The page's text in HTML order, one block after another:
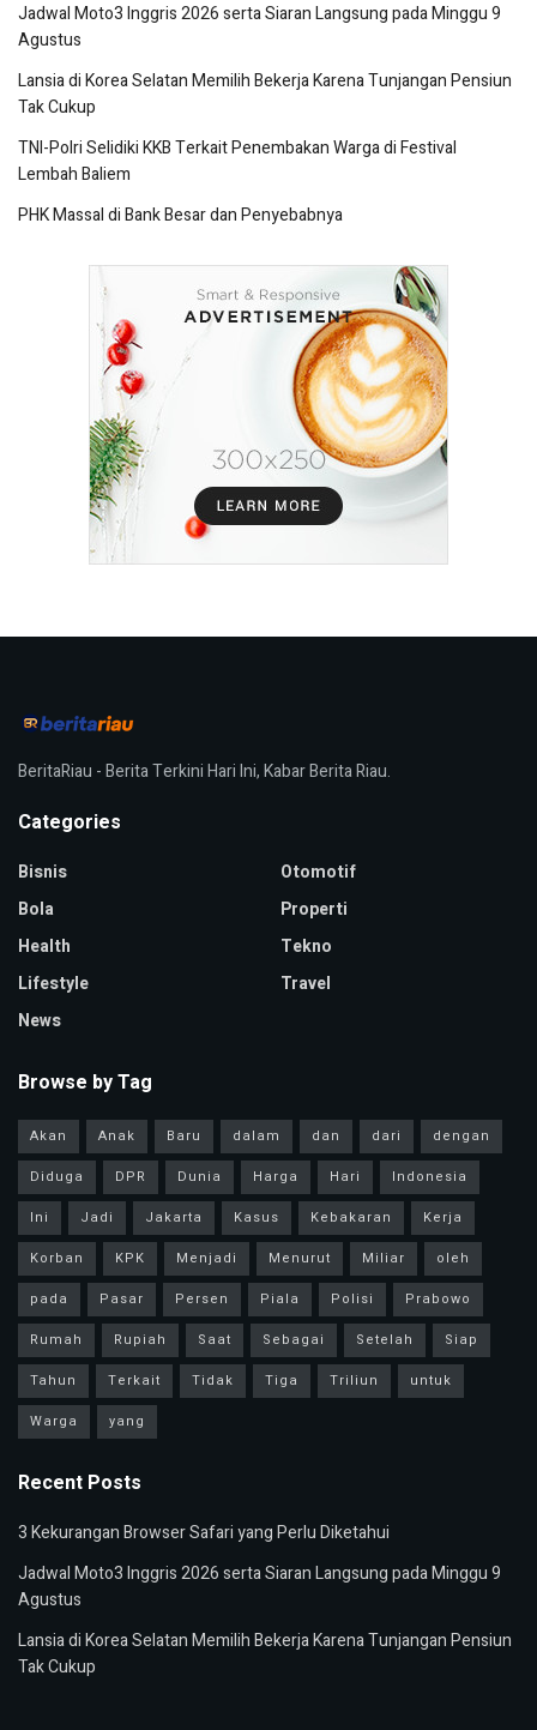
Jadwal Moto3 Inggris 2026 serta Siaran Langsung pada Minggu 9
Agustus
Lansia di Korea Selatan Memilih Bekerja Karena Tunjangan Pensiun
Tak Cukup
TNI-Polri Selidiki KKB Terkait Penembakan Warga di Festival
Lembah Baliem
PHK Massal di Bank Besar dan Penyebabnya
BeritaRiau - Berita Terkini Hari Ini, Kabar Berita Riau.
Categories
Bisnis
Bola
Health
Lifestyle
News
Otomotif
Properti
Tekno
Travel
Browse by Tag
Akan Anak Baru dalam dan dari
dengan
Diduga
DPR Dunia Harga Hari
Indonesia
Ini
Jadi Jakarta Kasus Kebakaran
Kerja
Korban
KPK Menjadi Menurut Miliar
oleh
pada
Pasar Persen Piala Polisi
Prabowo
Rumah
Rupiah Saat Sebagai Setelah
Siap
Tahun
Terkait Tidak Tiga Triliun
untuk
Warga
yang
Recent Posts
3 Kekurangan Browser Safari yang Perlu Diketahui
Jadwal Moto3 Inggris 2026 serta Siaran Langsung pada Minggu 9
Agustus
Lansia di Korea Selatan Memilih Bekerja Karena Tunjangan Pensiun
Tak Cukup